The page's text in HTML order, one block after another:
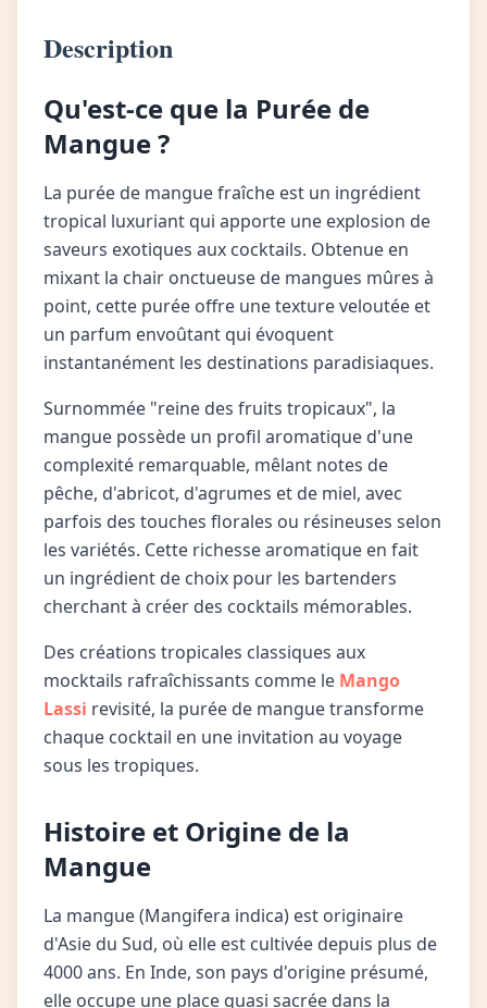
Description
Qu'est-ce que la Purée de
Mangue ?
La purée de mangue fraîche est un ingrédient
tropical luxuriant qui apporte une explosion de
saveurs exotiques aux cocktails. Obtenue en
mixant la chair onctueuse de mangues mûres à
point, cette purée offre une texture veloutée et
un parfum envoûtant qui évoquent
instantanément les destinations paradisiaques.
Surnommée "reine des fruits tropicaux", la
mangue possède un profil aromatique d'une
complexité remarquable, mêlant notes de
pêche, d'abricot, d'agrumes et de miel, avec
parfois des touches florales ou résineuses selon
les variétés. Cette richesse aromatique en fait
un ingrédient de choix pour les bartenders
cherchant à créer des cocktails mémorables.
Des créations tropicales classiques aux
mocktails rafraîchissants comme le Mango
Lassi revisité, la purée de mangue transforme
chaque cocktail en une invitation au voyage
sous les tropiques.
Histoire et Origine de la
Mangue
La mangue (Mangifera indica) est originaire
d'Asie du Sud, où elle est cultivée depuis plus de
4000 ans. En Inde, son pays d'origine présumé,
elle occupe une place quasi sacrée dans la